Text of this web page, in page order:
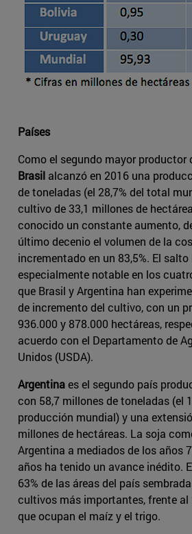
Países
Como el segundo mayor productor
Brasil alcanzó en 2016 una
de toneladas (el 28,7% del total
cultivo de 33,1 millones de
conocido un constante aumento,
último decenio el volumen de la
incrementado en un 83,5%. El
especialmente notable en los
que Brasil y Argentina han
de incremento del cultivo, con un
936.000 y 878.000 hectáreas,
acuerdo con el Departamento de
Unidos (USDA).
Argentinaes el segundo país
con 58,7 millones de toneladas (el
producción mundial) y una
millones de hectáreas. La soja
Argentina a mediados de los años
años ha tenido un avance inédito.
63% de las áreas del país
cultivos más importantes, frente al
que ocupan el maíz y el trigo.